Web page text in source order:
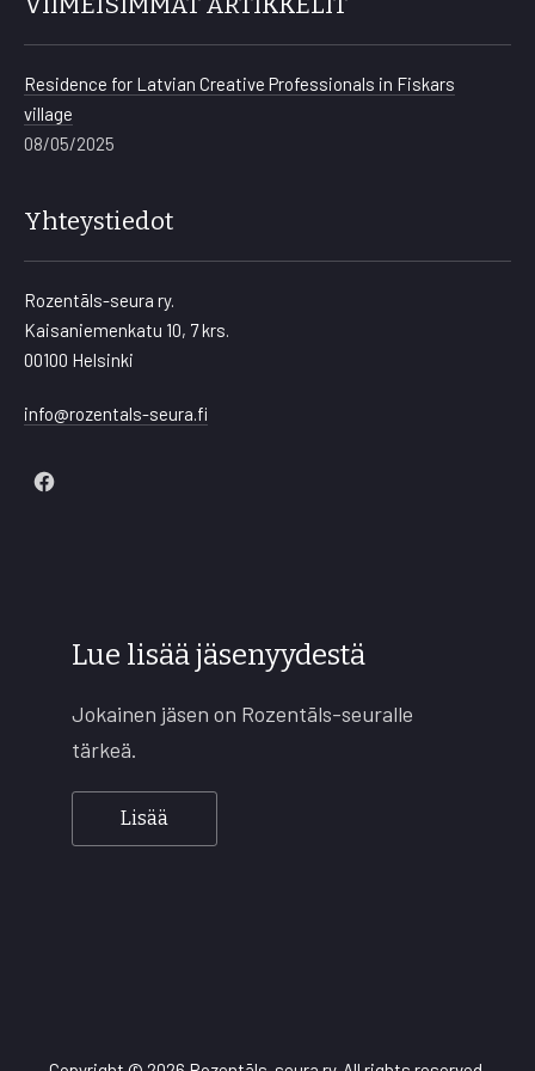
Residence for Latvian Creative Professionals in Fiskars
village
08/05/2025
Yhteystiedot
Rozentāls-seura ry.
Kaisaniemenkatu 10, 7 krs.
00100 Helsinki
info@rozentals-seura.fi
New
Lue lisää jäsenyydestä
Jokainen jäsen on Rozentāls-seuralle
tärkeä.
Lisää